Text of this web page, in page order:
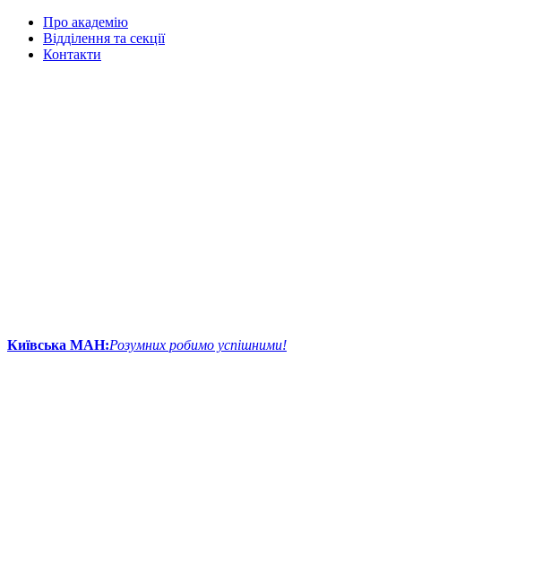
Про академію
Відділення та секції
Контакти
Київська МАН:Розумних робимо успішними!